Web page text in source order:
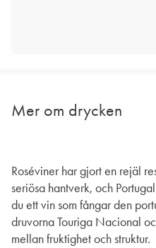
Mer om drycken
Roséviner har gjort en rejäl
seriösa hantverk, och
du ett vin som fångar den
druvorna Touriga Nacional
mellan fruktighet och struktur.